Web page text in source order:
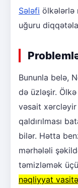
Sələfi ölkələrlə
uğuru
Bununla belə,
də üzləşir.
vəsait
qaldırılması
bilər. Hətta
mərhələli
təmizləmək
nəqliyyat